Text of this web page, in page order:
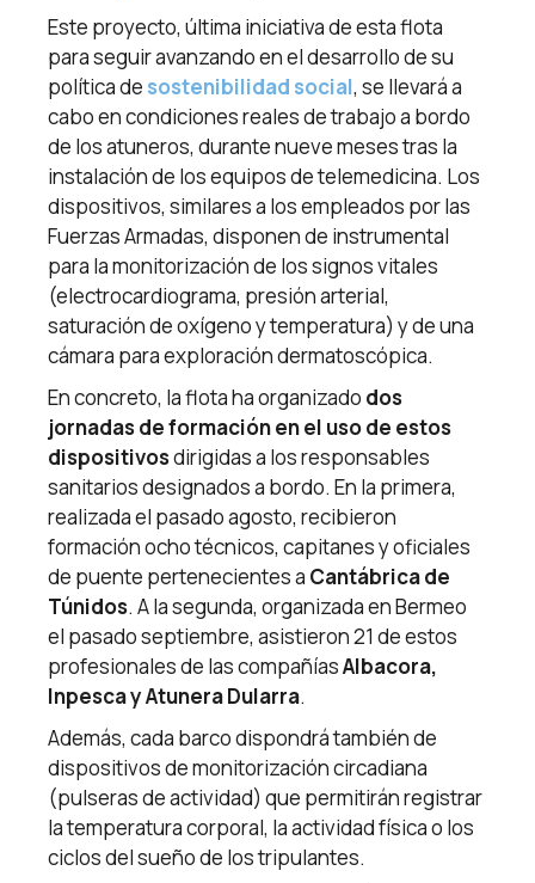
Este proyecto, última iniciativa de esta flota
para seguir avanzando en el desarrollo de su
política de sostenibilidad social, se llevará a
cabo en condiciones reales de trabajo a bordo
de los atuneros, durante nueve meses tras la
instalación de los equipos de telemedicina. Los
dispositivos, similares a los empleados por las
Fuerzas Armadas, disponen de instrumental
para la monitorización de los signos vitales
(electrocardiograma, presión arterial,
saturación de oxígeno y temperatura) y de una
cámara para exploración dermatoscópica.
En concreto, la flota ha organizado dos
jornadas de formación en el uso de estos
dispositivosdirigidas a los responsables
sanitarios designados a bordo. En la primera,
realizada el pasado agosto, recibieron
formación ocho técnicos, capitanes y oficiales
de puente pertenecientes a Cantábrica de
Túnidos. A la segunda, organizada en Bermeo
el pasado septiembre, asistieron 21 de estos
profesionales de las compañíasAlbacora,
Inpesca y Atunera Dularra.
Además, cada barco dispondrá también de
dispositivos de monitorización circadiana
(pulseras de actividad) que permitirán registrar
la temperatura corporal, la actividad física o los
ciclos del sueño de los tripulantes.